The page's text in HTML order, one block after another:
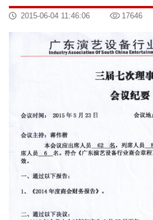
2015-06-04 11:46:06 17646